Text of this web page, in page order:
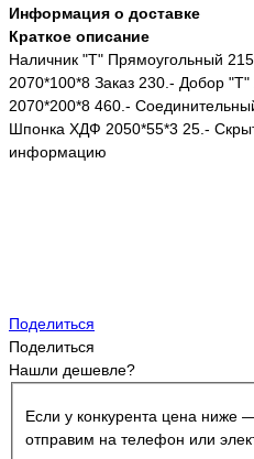
Информация о доставке
Краткое описание
Наличник "Т" Прямоугольный
2070*100*8 Заказ 230.- Добор
2070*200*8 460.-
Шпонка ХДФ 2050*55*3 25.-
информацию
Поделиться
Поделиться
Нашли дешевле?
Если у конкурента цена ниже
отправим на телефон или